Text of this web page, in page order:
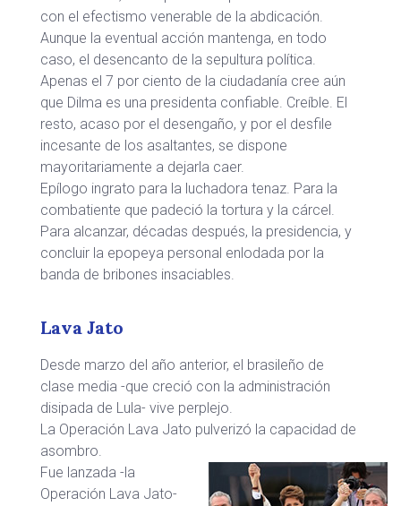
con el efectismo venerable de la abdicación.
Aunque la eventual acción mantenga, en todo
caso, el desencanto de la sepultura política.
Apenas el 7 por ciento de la ciudadanía cree aún
que Dilma es una presidenta confiable. Creíble. El
resto, acaso por el desengaño, y por el desfile
incesante de los asaltantes, se dispone
mayoritariamente a dejarla caer.
Epílogo ingrato para la luchadora tenaz. Para la
combatiente que padeció la tortura y la cárcel.
Para alcanzar, décadas después, la presidencia, y
concluir la epopeya personal enlodada por la
banda de bribones insaciables.
Lava Jato
Desde marzo del año anterior, el brasileño de
clase media -que creció con la administración
disipada de Lula- vive perplejo.
La Operación Lava Jato pulverizó la capacidad de
asombro.
Fue lanzada -la
Operación Lava Jato-